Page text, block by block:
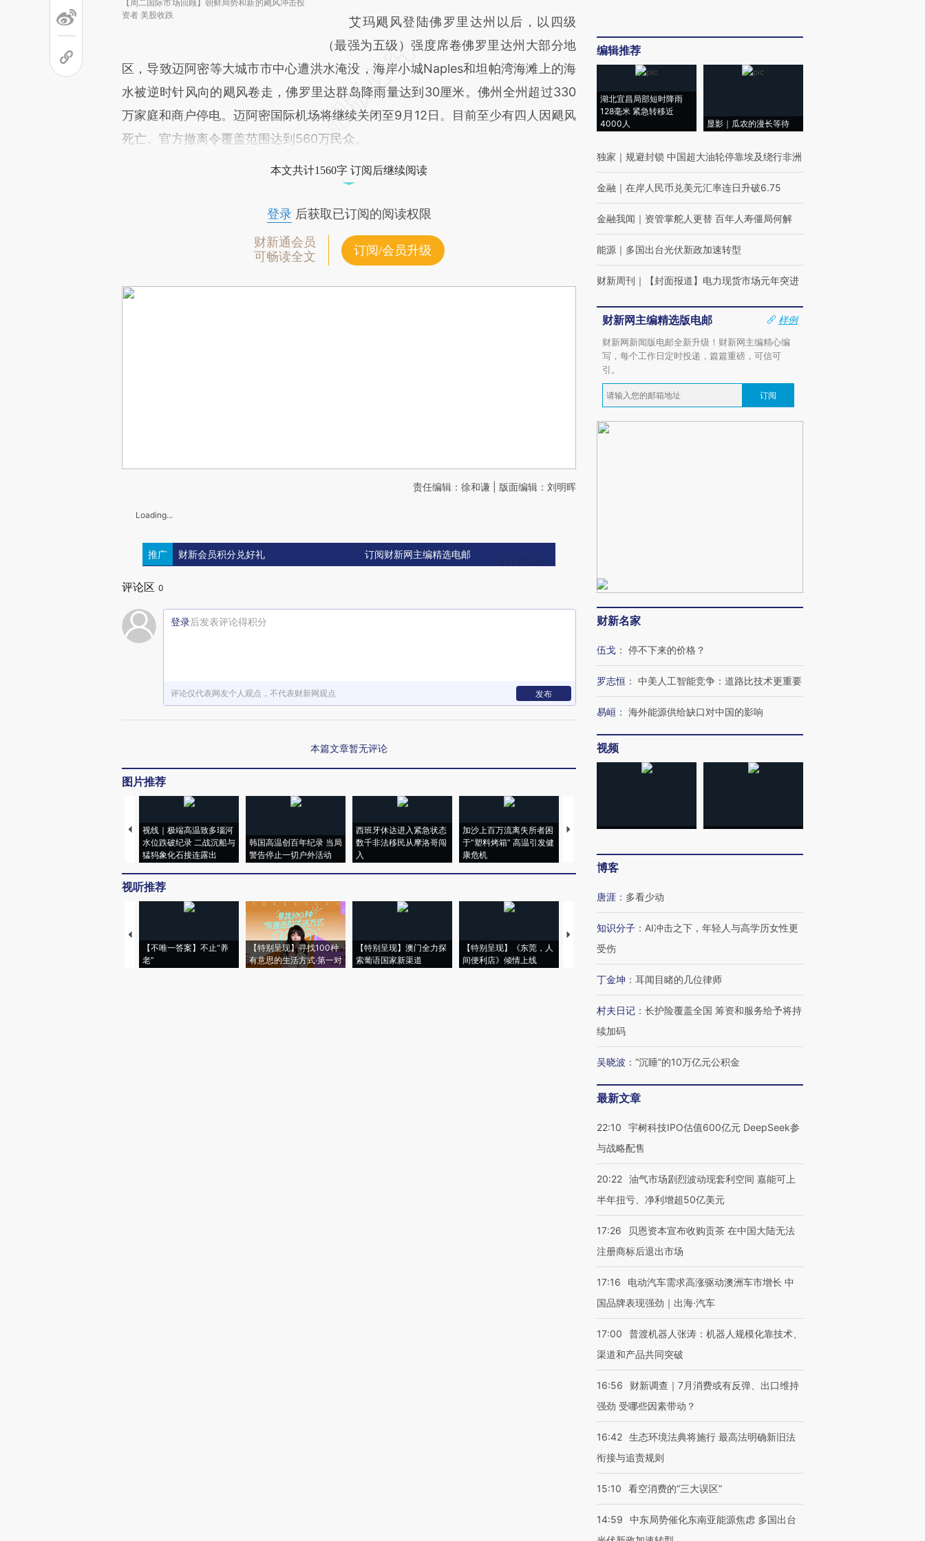
【周二国际市场回顾】朝鲜局势和新的飓风冲击投
资者 美股收跌
艾玛飓风登陆佛罗里达州以后，以四级
（最强为五级）强度席卷佛罗里达州大部分地
区，导致迈阿密等大城市市中心遭洪水淹没，海岸小城Naples和坦帕湾海滩上的海
水被逆时针风向的飓风卷走，佛罗里达群岛降雨量达到30厘米。佛州全州超过330
万家庭和商户停电。迈阿密国际机场将继续关闭至9月12日。目前至少有四人因飓风
死亡。官方撤离令覆盖范围达到560万民众。
本文共计1560字 订阅后继续阅读
登录后获取已订阅的阅读权限
财新通会员
可畅读全文
订阅/会员升级
责任编辑：徐和谦 | 版面编辑：刘明晖
Loading...
推广 财新会员积分兑好礼 订阅财新网主编精选电邮
评论区 0
登录后发表评论得积分
评论仅代表网友个人观点，不代表财新网观点 发布
本篇文章暂无评论
图片推荐
视线｜极端高温致多瑙河
水位跌破纪录 二战沉船与
猛犸象化石接连露出
韩国高温创百年纪录 当局
警告停止一切户外活动
西班牙休达进入紧急状态
数千非法移民从摩洛哥闯
入
加沙上百万流离失所者困
于“塑料烤箱” 高温引发健
康危机
视线｜HYROX的吸金
心“花钱找虐”？
马航飞行员跨国走私7万
毒品
视线｜被称为“蟑螂”的印
育部长拱下台
视听推荐
【不唯一答案】不止“养
老”
【特别呈现】寻找100种
有意思的生活方式·第一对
【特别呈现】澳门全力探
索葡语国家新渠道
【特别呈现】《东莞，人
间便利店》倾情上线
【推广】走进第四届链博
会，让数智科技“链”接产
【商旅对话】华住集团
编辑推荐
湖北宜昌局部短时降雨
128毫米 紧急转移近
4000人
显影｜瓜农的漫长等待
独家 ｜ 规避封锁 中国超大油轮停靠埃及绕行非洲
金融 ｜ 在岸人民币兑美元汇率连日升破6.75
金融我闻 ｜ 资管掌舵人更替 百年人寿僵局何解
能源 ｜ 多国出台光伏新政加速转型
财新周刊 ｜ 【封面报道】电力现货市场元年突进
财新网主编精选版电邮
样例
财新网新闻版电邮全新升级！财新网主编精心编
写，每个工作日定时投递，篇篇重磅，可信可
引。
订阅
财新名家
伍戈 ： 停不下来的价格？
罗志恒 ： 中美人工智能竞争：道路比技术更重要
易峘 ： 海外能源供给缺口对中国的影响
视频
博客
唐涯 ： 多看少动
知识分子 ： AI冲击之下，年轻人与高学历女性更
受伤
丁金坤 ： 耳闻目睹的几位律师
村夫日记 ： 长护险覆盖全国 筹资和服务给予将持
续加码
吴晓波 ： “沉睡”的10万亿元公积金
最新文章
22:10
宇树科技IPO估值600亿元 DeepSeek参
与战略配售
20:22 油气市场剧烈波动现套利空间 嘉能可上
半年扭亏、净利增超50亿美元
17:26
贝恩资本宣布收购贡茶 在中国大陆无法
注册商标后退出市场
17:16
电动汽车需求高涨驱动澳洲车市增长 中
国品牌表现强劲｜出海·汽车
17:00
普渡机器人张涛：机器人规模化靠技术、
渠道和产品共同突破
16:56
财新调查｜7月消费或有反弹、出口维持
强劲 受哪些因素带动？
16:42 生态环境法典将施行 最高法明确新旧法
衔接与追责规则
15:10 看空消费的“三大误区”
14:59
中东局势催化东南亚能源焦虑 多国出台